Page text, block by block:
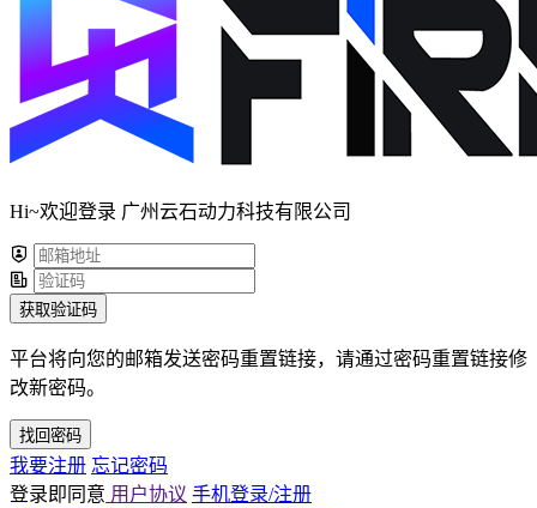
Hi~欢迎登录 广州云石动力科技有限公司
获取验证码
平台将向您的邮箱发送密码重置链接，请通过密码重置链接修
改新密码。
找回密码
我要注册 忘记密码
登录即同意 用户协议 手机登录/注册